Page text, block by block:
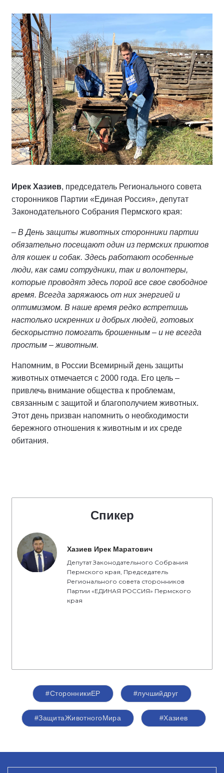
Ирек Хазиев, председатель Регионального совета
сторонников Партии «Единая Россия», депутат
Законодательного Собрания Пермского края:
– В День защиты животных сторонники партии
обязательно посещают один из пермских приютов
для кошек и собак. Здесь работают особенные
люди, как сами сотрудники, так и волонтеры,
которые проводят здесь порой все свое свободное
время. Всегда заряжаюсь от них энергией и
оптимизмом. В наше время редко встретишь
настолько искренних и добрых людей, готовых
бескорыстно помогать брошенным – и не всегда
простым – животным.
Напомним, в России Всемирный день защиты
животных отмечается с 2000 года. Его цель –
привлечь внимание общества к проблемам,
связанным с защитой и благополучием животных.
Этот день призван напомнить о необходимости
бережного отношения к животным и их среде
обитания.
Спикер
Хазиев Ирек Маратович
Депутат Законодательного Собрания
Пермского края, Председатель
Регионального совета сторонников
Партии «ЕДИНАЯ РОССИЯ» Пермского
края
#СторонникиЕР #лучшийдруг
#ЗащитаЖивотногоМира #Хазиев